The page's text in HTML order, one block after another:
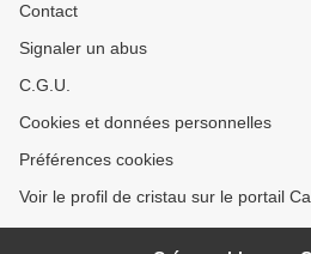
Contact
Signaler un abus
C.G.U.
Cookies et données personnelles
Préférences cookies
Voir le profil de cristau sur le portail